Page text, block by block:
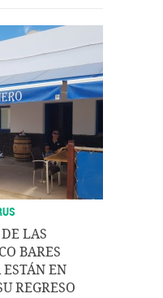
LAS
BARES
ESTÁN EN
REGRESO